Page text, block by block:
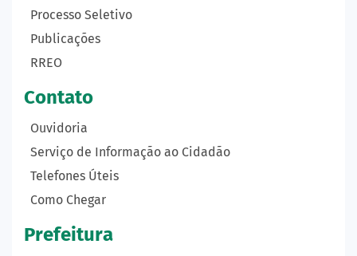
Processo Seletivo
Publicações
RREO
Contato
Ouvidoria
Serviço de Informação ao Cidadão
Telefones Úteis
Como Chegar
Prefeitura